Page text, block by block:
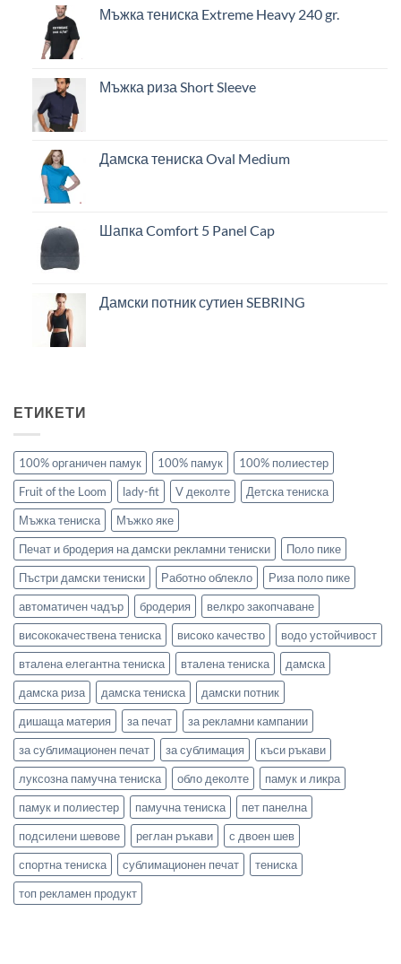
Мъжка тениска Extreme Heavy 240 gr.
Мъжка риза Short Sleeve
Дамска тениска Oval Medium
Шапка Comfort 5 Panel Cap
Дамски потник сутиен SEBRING
ЕТИКЕТИ
100% органичен памук 100% памук
100% полиестер
Fruit of the Loom
lady-fit V деколте
Детска тениска
Мъжка тениска
Мъжко яке
Печат и бродерия на дамски рекламни тениски
Поло пике
Пъстри дамски тениски
Работно облекло
Риза поло пике
автоматичен чадър
бродерия
велкро закопчаване
висококачествена тениска
високо качество
водо устойчивост
вталена елегантна тениска
вталена тениска
дамска
дамска риза
дамска тениска
дамски потник
дишаща материя
за печат
за рекламни кампании
за сублимационен печат
за сублимация
къси ръкави
луксозна памучна тениска
обло деколте
памук и ликра
памук и полиестер
памучна тениска
пет панелна
подсилени шевове
реглан ръкави
с двоен шев
спортна тениска
сублимационен печат
тениска
топ рекламен продукт